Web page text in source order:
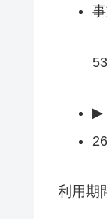
▶
利用期